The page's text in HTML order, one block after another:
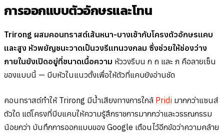
การออกแบบตัวอักษรและโทน
Trirong ผสมคอนทราสต์เส้นหนา-บางเข้ากับโครงตัวอักษรแคบ
และสูง หัวพยัญชนะวาดเป็นวงรีแทนวงกลม ซึ่งช่วยให้ช่องว่าง
ภายในยังเปิดอยู่ที่ขนาดเนื้อความ หัววงรีบน ก ถ และ ภ คือลายเซ็น
ของแบบนี้ — บีบหัวในแนวตั้งเพื่อให้ตัวที่แคบยังอ่านชัด
คอนทราสต์ทำให้ Trirong มีน้ำเสียงทางการใกล้ Pridi มากกว่าแซนส์
ตัวใด แต่โครงที่บีบแคบให้ความรู้สึกราชการมากกว่าและวรรณกรรม
น้อยกว่า บันทึกการออกแบบของ Google เตือนไว้อีกข้อว่าความคล้าย